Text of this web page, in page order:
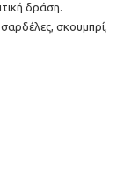
δράση.
σκουμπρί,